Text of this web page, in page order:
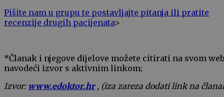
Pišite nam u grupu te postavljajte pitanja ili pratite
recenzije drugih pacijenata>
*Članak i njegove dijelove možete citirati na svom
navodeći izvor s aktivnim linkom;
Izvor: www.edoktor.hr, (iza zareza dodati link na